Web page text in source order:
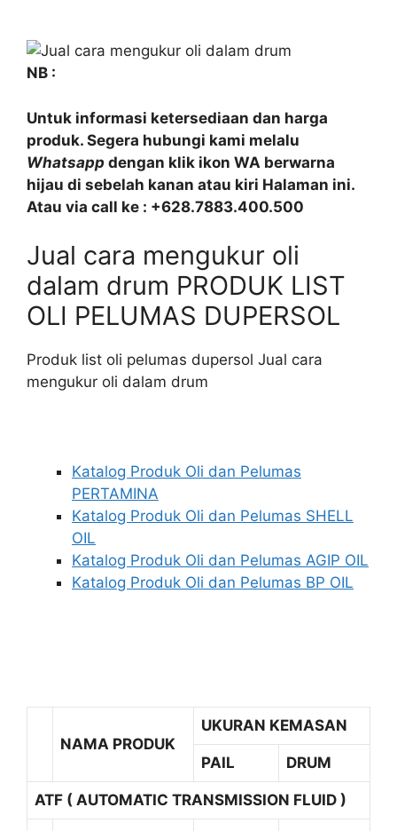
NB :
Untuk informasi ketersediaan dan harga
produk. Segera hubungi kami melalu
Whatsapp dengan klik ikon WA berwarna
hijau di sebelah kanan atau kiri Halaman ini.
Atau via call ke : +628.7883.400.500
Jual cara mengukur oli
dalam drum PRODUK LIST
OLI PELUMAS DUPERSOL
Produk list oli pelumas dupersol Jual cara
mengukur oli dalam drum
Katalog Produk Oli dan Pelumas
PERTAMINA
Katalog Produk Oli dan Pelumas SHELL
OIL
Katalog Produk Oli dan Pelumas AGIP OIL
Katalog Produk Oli dan Pelumas BP OIL
NAMA PRODUK
UKURAN KEMASAN
PAIL DRUM
ATF ( AUTOMATIC TRANSMISSION FLUID )